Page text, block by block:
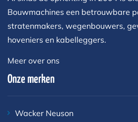
Bouwmachines een betrouwbare
stratenmakers, wegenbouwers,
hoveniers en kabelleggers.
Meer over ons
Onze merken
Wacker Neuson